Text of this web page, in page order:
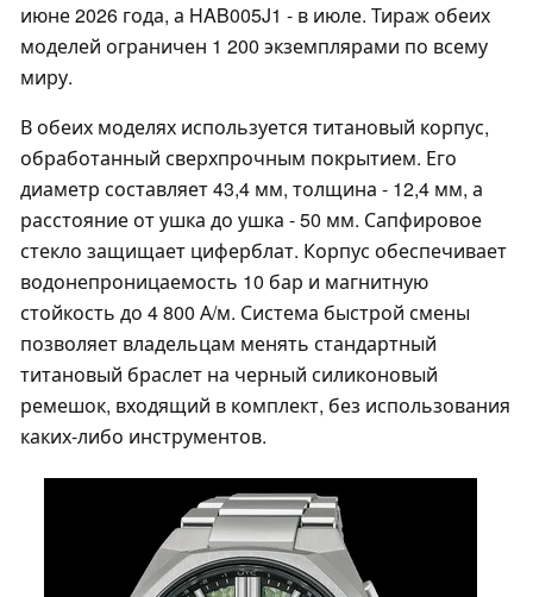
июне 2026 года, а HAB005J1 - в июле. Тираж обеих
моделей ограничен 1 200 экземплярами по всему
миру.
В обеих моделях используется титановый корпус,
обработанный сверхпрочным покрытием. Его
диаметр составляет 43,4 мм, толщина - 12,4 мм, а
расстояние от ушка до ушка - 50 мм. Сапфировое
стекло защищает циферблат. Корпус обеспечивает
водонепроницаемость 10 бар и магнитную
стойкость до 4 800 А/м. Система быстрой смены
позволяет владельцам менять стандартный
титановый браслет на черный силиконовый
ремешок, входящий в комплект, без использования
каких-либо инструментов.